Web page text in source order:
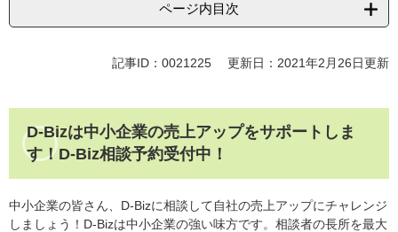
ページ内目次
記事ID：0021225 更新日：2021年2月26日更新
D-Bizは中小企業の売上アップをサポートしま
す！D-Biz相談予約受付中！
中小企業の皆さん、D-Bizに相談して自社の売上アップにチャレンジ
しましょう！D-Bizは中小企業の強い味方です。相談者の長所を最大